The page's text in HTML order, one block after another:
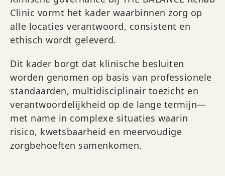
Clinic vormt het kader waarbinnen zorg op
alle locaties verantwoord, consistent en
ethisch wordt geleverd.
Dit kader borgt dat klinische besluiten
worden genomen op basis van professionele
standaarden, multidisciplinair toezicht en
verantwoordelijkheid op de lange termijn—
met name in complexe situaties waarin
risico, kwetsbaarheid en meervoudige
zorgbehoeften samenkomen.